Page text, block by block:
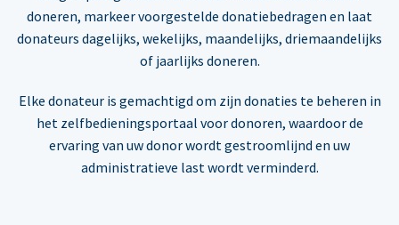
doneren, markeer voorgestelde donatiebedragen en laat
donateurs dagelijks, wekelijks, maandelijks, driemaandelijks
of jaarlijks doneren.
Elke donateur is gemachtigd om zijn donaties te beheren in
het zelfbedieningsportaal voor donoren, waardoor de
ervaring van uw donor wordt gestroomlijnd en uw
administratieve last wordt verminderd.